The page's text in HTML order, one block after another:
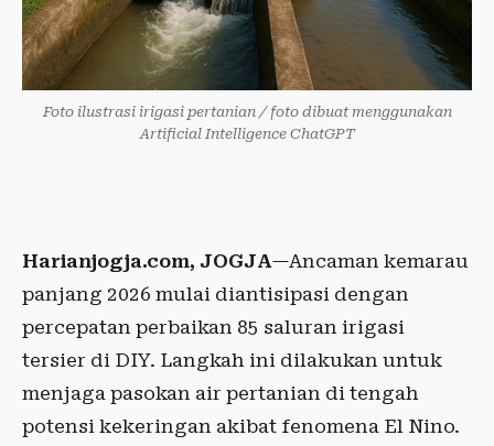
Foto ilustrasi irigasi pertanian / foto dibuat menggunakan
Artificial Intelligence ChatGPT
Harianjogja.com, JOGJA—Ancaman kemarau
panjang 2026 mulai diantisipasi dengan
percepatan perbaikan 85 saluran irigasi
tersier di DIY. Langkah ini dilakukan untuk
menjaga pasokan air pertanian di tengah
potensi kekeringan akibat fenomena El Nino.